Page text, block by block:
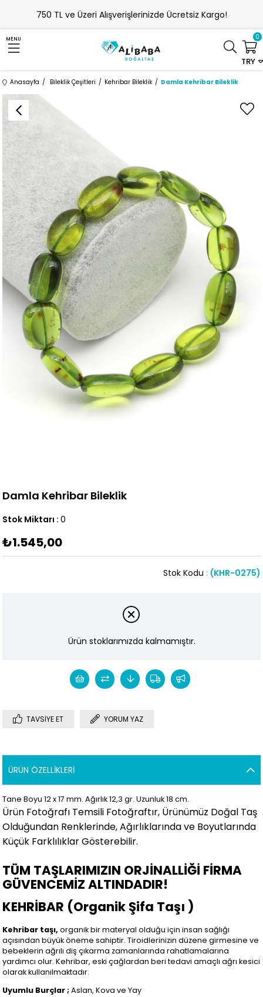
750 TL ve Üzeri Alışverişlerinizde Ücretsiz Kargo!
MENU
TRY
0
Anasayfa Bileklik Çeşitleri Kehribar Bileklik Damla Kehribar Bileklik
Damla Kehribar Bileklik
Stok Miktarı : 0
₺1.545,00
(KHR-0275)
Stok Kodu
Ürün stoklarımızda kalmamıştır.
TAVSIYE ET YORUM YAZ
ÜRÜN ÖZELLIKLERI
Tane Boyu 12 x 17 mm. Ağırlık 12,3 gr. Uzunluk 18 cm.
Ürün Fotoğrafı Temsili Fotoğraftır, Ürünümüz Doğal Taş
Olduğundan Renklerinde, Ağırlıklarında ve Boyutlarında
Küçük Farklılıklar Gösterebilir.
TÜM TAŞLARIMIZIN ORJİNALLİĞİ FİRMA
GÜVENCEMİZ ALTINDADIR!
KEHRİBAR (Organik Şifa Taşı )
Kehribar taşı,organik bir materyal olduğu için insan sağlığı
açısından büyük öneme sahiptir. Tiroidlerinizin düzene girmesine ve
bebeklerin ağrılı diş çıkarma zamanlarında rahatlamalarına
yardımcı olur. Kehribar, eski çağlardan beri tedavi amaçlı ağrı kesici
olarak kullanılmaktadır.
Uyumlu Burçlar ;Aslan, Kova ve Yay